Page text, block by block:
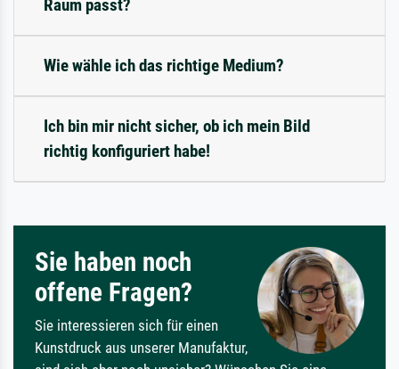
Raum passt?
Wie wähle ich das richtige Medium?
Ich bin mir nicht sicher, ob ich mein Bild
richtig konfiguriert habe!
Sie haben noch
offene Fragen?
Sie interessieren sich für einen
Kunstdruck aus unserer Manufaktur,